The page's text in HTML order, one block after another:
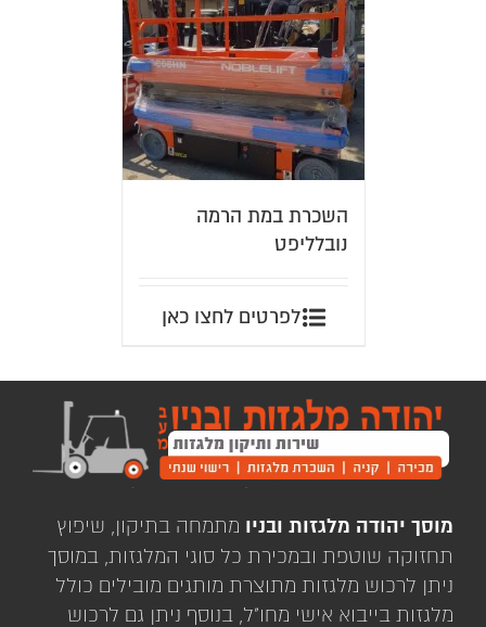
השכרת במת הרמה
נובלליפט
לפרטים לחצו כאן
מוסך יהודה מלגזות ובניו מתמחה בתיקון, שיפוץ
תחזוקה שוטפת ובמכירת כל סוגי המלגזות, במוסך
ניתן לרכוש מלגזות מתוצרת מותגים מובילים כולל
מלגזות בייבוא אישי מחו"ל, בנוסף ניתן גם לרכוש